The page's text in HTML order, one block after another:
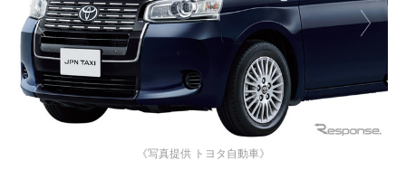
《写真提供 トヨタ自動車》